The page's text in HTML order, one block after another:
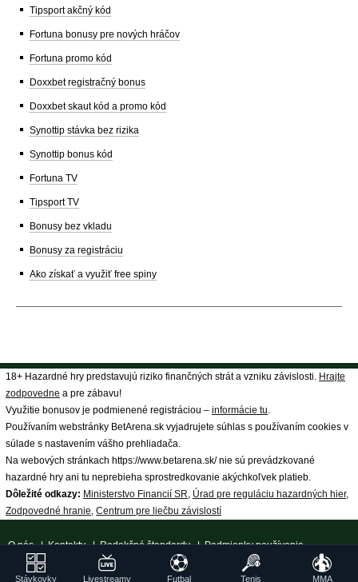
Tipsport akčný kód
Fortuna bonusy pre nových hráčov
Fortuna promo kód
Doxxbet registračný bonus
Doxxbet skaut kód a promo kód
Synottip stávka bez rizika
Synottip bonus kód
Fortuna TV
Tipsport TV
Bonusy bez vkladu
Bonusy za registráciu
Ako získať a využiť free spiny
18+ Hazardné hry predstavujú riziko finančných strát a vzniku závislosti. Hrajte
zodpovedne a pre zábavu!
Využitie bonusov je podmienené registráciou – informácie tu
Používaním webstránky BetArena.sk vyjadrujete súhlas s používaním cookies v
súlade s nastavením vášho prehliadača.
Na webových stránkach https://www.betarena.sk/ nie sú prevádzkované
hazardné hry ani tu neprebieha sprostredkovanie akýchkoľvek platieb.
Dôležité odkazy: Ministerstvo Financií SR Úrad pre reguláciu hazardných hier,
Zodpovedné hranie Centrum pre liečbu závislostí
O nás|Kontakty|Redakčné štandardy|Podmienky používania
Spracovanie osobných údajov 18+ Zodpovedné hranie
Stávkovky Livestreamy Futbal Tenis MMA